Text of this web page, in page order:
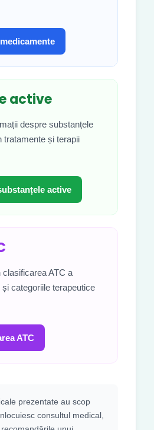
active
despre substanțele
tratamente și terapii
active
ATC a
categoriile terapeutice
ATC
prezentate au scop
consultul medical,